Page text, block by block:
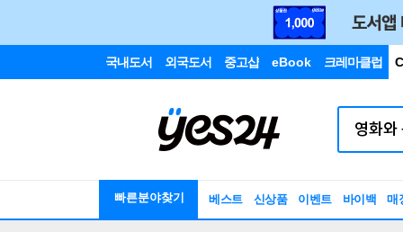
국내도서 외국도서 중고샵 eBook 크레마클럽
빠른분야찾기 베스트 신상품 이벤트 바이백 매